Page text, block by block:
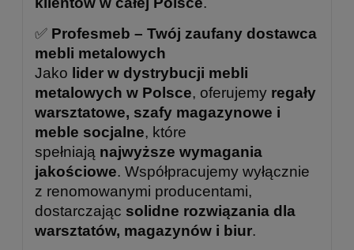
✅ Profesmeb – Twój zaufany dostawca
mebli metalowych
Jako lider w dystrybucji mebli
metalowych w Polsce, oferujemy regały
warsztatowe, szafy magazynowe i
meble socjalne, które
spełniają najwyższe wymagania
jakościowe. Współpracujemy wyłącznie
z renomowanymi producentami,
dostarczając solidne rozwiązania dla
warsztatów, magazynów i biur.